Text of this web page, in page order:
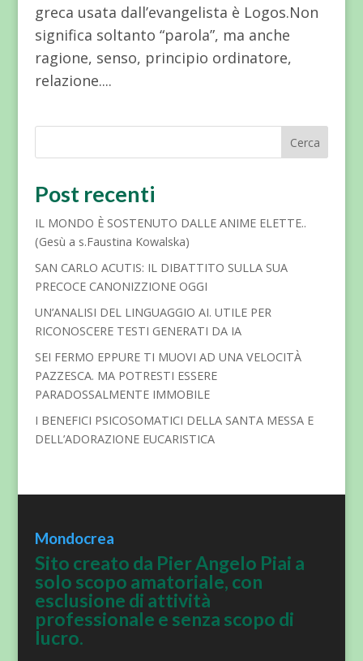
greca usata dall’evangelista è Logos.Non
significa soltanto “parola”, ma anche
ragione, senso, principio ordinatore,
relazione....
Cerca
Post recenti
IL MONDO È SOSTENUTO DALLE ANIME ELETTE..
(Gesù a s.Faustina Kowalska)
SAN CARLO ACUTIS: IL DIBATTITO SULLA SUA
PRECOCE CANONIZZIONE OGGI
UN’ANALISI DEL LINGUAGGIO AI. UTILE PER
RICONOSCERE TESTI GENERATI DA IA
SEI FERMO EPPURE TI MUOVI AD UNA VELOCITÀ
PAZZESCA. MA POTRESTI ESSERE
PARADOSSALMENTE IMMOBILE
I BENEFICI PSICOSOMATICI DELLA SANTA MESSA E
DELL’ADORAZIONE EUCARISTICA
Mondocrea
Sito creato da Pier Angelo Piai a
solo scopo amatoriale, con
esclusione di attività
professionale e senza scopo di
lucro.